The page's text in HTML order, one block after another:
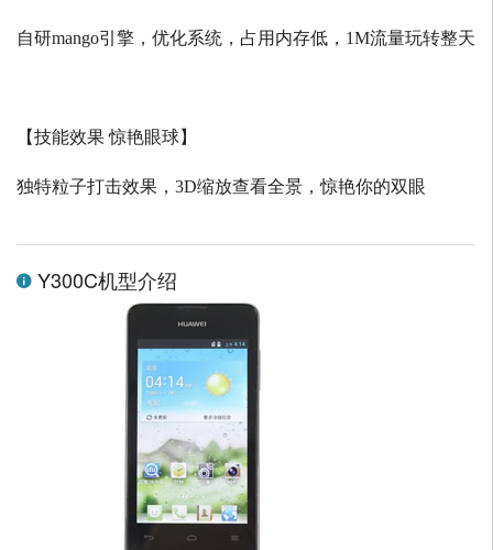
自研mango引擎，优化系统，占用内存低， 1M流量玩转整天
【技能效果 惊艳眼球】
独特粒子打击效果， 3D缩放查看全景，惊艳你的双眼
Y300C机型介绍